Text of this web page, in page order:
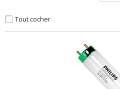
Tout cocher